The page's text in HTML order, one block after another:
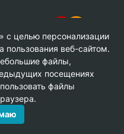
MARAZZI, ООО «Гамма
с целью персонализации
пользования веб-сайтом.
файлы,
посещениях
файлы